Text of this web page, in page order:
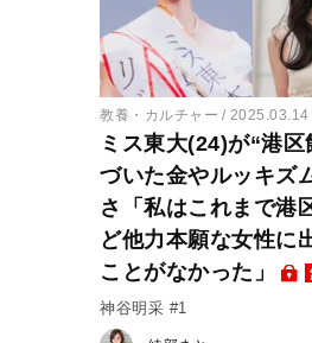
教養・カルチャー 2025.03.14
ミス東大(24)が“港区
づいた金やルッキズ
さ「私はこれまで港
ど他力本願な女性に
ことがなかった」
神谷明采 #1